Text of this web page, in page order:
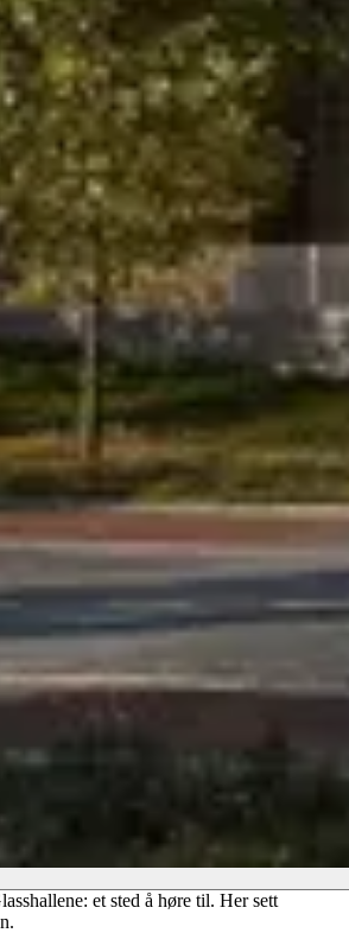
et sted å høre til. Her sett